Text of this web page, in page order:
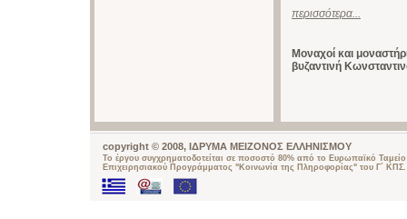
περισσότερα...
Μοναχοί και
βυζαντινή
copyright © 2008, ΙΔΡΥΜΑ ΜΕΙΖΟΝΟΣ ΕΛΛΗΝΙΣΜΟΥ
Το έργου συγχρηματοδοτείται σε ποσοστό 80% από το Ευρωπαϊκό
Επιχειρησιακού Προγράμματος "Κοινωνία της Πληροφορίας" του Γ΄ ΚΠΣ.